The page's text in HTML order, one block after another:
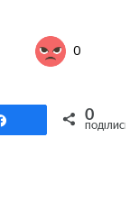
0
Поділитися0
ПОДІЛИСЬ